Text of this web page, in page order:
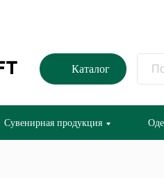
Каталог
Сувенирная продукция